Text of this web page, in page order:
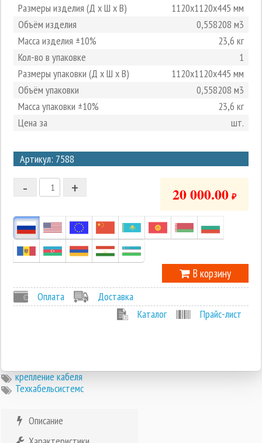
Размеры изделия (Д х Ш х В)
1120х1120х445 мм
Объём изделия
0,558208 м3
Масса изделия ±10%
23,6 кг
Кол-во в упаковке
1
Размеры упаковки (Д х Ш х В)
1120х1120х445 мм
Объём упаковки
0,558208 м3
Масса упаковки ±10%
23,6 кг
Цена за
шт.
Артикул: 7588
2
1
-1
+
- 20 000.00 ₽
В корзину
Оплата
Доставка
Каталог
Прайс-лист
крепление кабеля
Техкабельсистемс
Описание